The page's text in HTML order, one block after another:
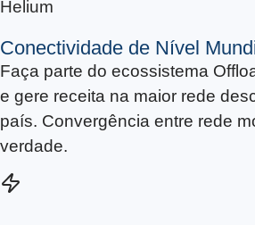
Helium
Conectividade de Nível
Faça parte do ecossistema
e gere receita na maior rede
país. Convergência entre rede
verdade.